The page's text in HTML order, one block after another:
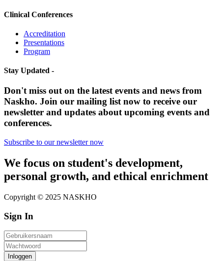
Clinical Conferences
Accreditation
Presentations
Program
Stay Updated -
Don't miss out on the latest events and news from
Naskho. Join our mailing list now to receive our
newsletter and updates about upcoming events and
conferences.
Subscribe to our newsletter now
We focus on student's development,
personal growth, and ethical enrichment
Copyright © 2025 NASKHO
Sign In
Inloggen